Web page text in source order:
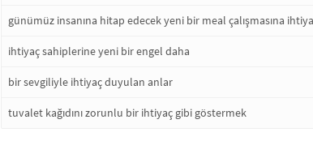
günümüz insanına hitap edecek yeni bir meal çalışmasına
ihtiyaç sahiplerine yeni bir engel daha
bir sevgiliyle ihtiyaç duyulan anlar
tuvalet kağıdını zorunlu bir ihtiyaç gibi göstermek